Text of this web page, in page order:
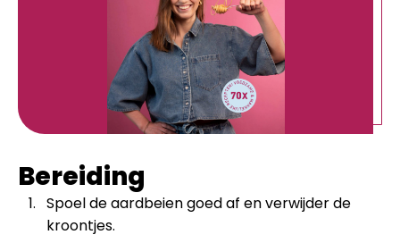
Bereiding
Spoel de aardbeien goed af en verwijder de
kroontjes.